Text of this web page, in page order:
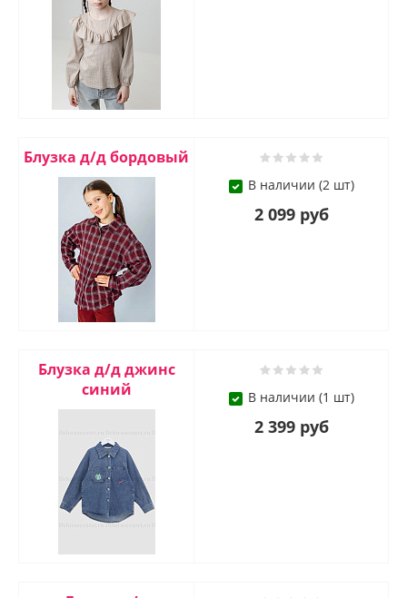
Блузка д/д бордовый
В наличии (2 шт)
2 099 руб
Блузка д/д джинс
синий
В наличии (1 шт)
2 399 руб